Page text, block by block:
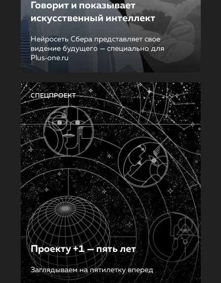
Говорит и показывает
искусственный интеллект
Нейросеть Сбера представляет свое
видение будущего — специально для
Plus‑one.ru
СПЕЦПРОЕКТ
Проекту +1 — пять лет
Заглядываем на пятилетку вперед